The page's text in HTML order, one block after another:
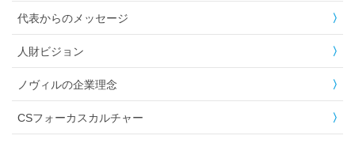
代表からのメッセージ
人財ビジョン
ノヴィルの企業理念
CSフォーカスカルチャー